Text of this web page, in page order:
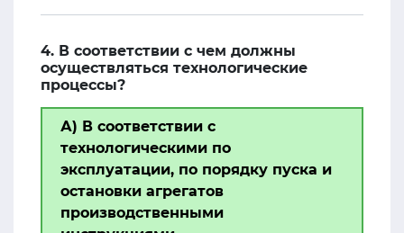
4. В соответствии с чем должны
осуществляться технологические
процессы?
А) В соответствии с
технологическими по
эксплуатации, по порядку пуска и
остановки агрегатов
производственными